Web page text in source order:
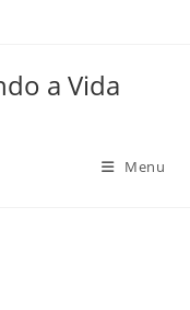
a Vida
Menu